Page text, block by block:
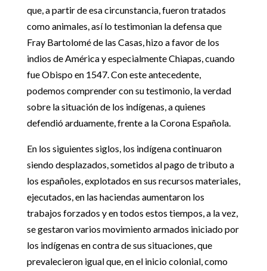
que, a partir de esa circunstancia, fueron tratados
como animales, así lo testimonian la defensa que
Fray Bartolomé de las Casas, hizo a favor de los
indios de América y especialmente Chiapas, cuando
fue Obispo en 1547. Con este antecedente,
podemos comprender con su testimonio, la verdad
sobre la situación de los indígenas, a quienes
defendió arduamente, frente a la Corona Española.
En los siguientes siglos, los indígena continuaron
siendo desplazados, sometidos al pago de tributo a
los españoles, explotados en sus recursos materiales,
ejecutados, en las haciendas aumentaron los
trabajos forzados y en todos estos tiempos, a la vez,
se gestaron varios movimiento armados iniciado por
los indígenas en contra de sus situaciones, que
prevalecieron igual que, en el inicio colonial, como